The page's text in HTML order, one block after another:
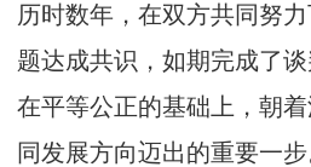
历时数年，在双方共同努
题达成共识，如期完成了
在平等公正的基础上，朝
同发展方向迈出的重要一